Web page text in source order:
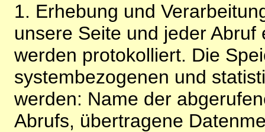
1. Erhebung und
unsere Seite und jeder
werden protokolliert. Die
systembezogenen und
werden: Name der
Abrufs, übertragene